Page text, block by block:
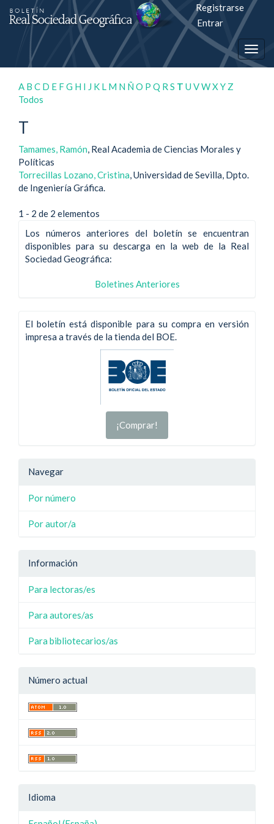
Salto
rápiso
a
página
de
contenido
Navegación
principal
principal
lateral
Registrarse
Entrar
A B C D E FG H I J K L M N Ñ O P Q R S T U VWXY Z
Todos
T
Tamames, Ramón , Real Academia de Ciencias Morales y
Políticas
Torrecillas Lozano, Cristina , Universidad de Sevilla, Dpto.
de Ingeniería Gráfica.
1 - 2 de 2 elementos
Los números anteriores del boletín se encuentran
disponibles para su descarga en la web de la Real
Sociedad Geográfica:
Boletines Anteriores
El boletín está disponible para su compra en versión
impresa a través de la tienda del BOE.
¡Comprar!
Navegar
Por número
Por autor/a
Información
Para lectoras/es
Para autores/as
Para bibliotecarios/as
Número actual
Idioma